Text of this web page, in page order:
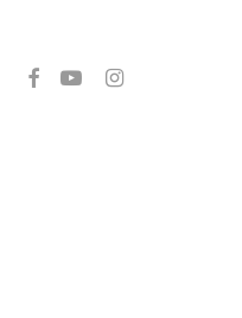
facebook
youtubeinstagram